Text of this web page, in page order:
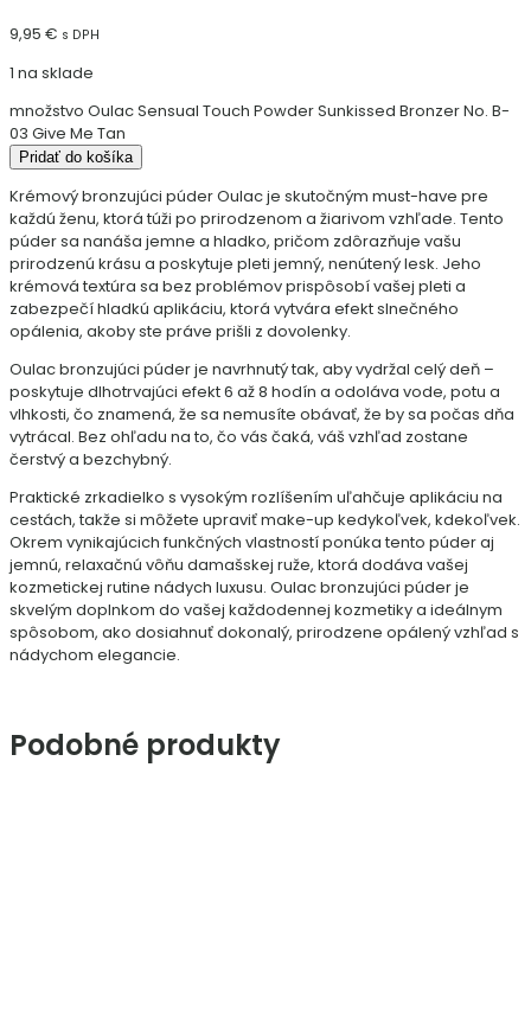
9,95 € s DPH
1 na sklade
množstvo Oulac Sensual Touch Powder Sunkissed Bronzer No. B-
03 Give Me Tan
Pridať do košíka
Krémový bronzujúci púder Oulac je skutočným must-have pre
každú ženu, ktorá túži po prirodzenom a žiarivom vzhľade. Tento
púder sa nanáša jemne a hladko, pričom zdôrazňuje vašu
prirodzenú krásu a poskytuje pleti jemný, nenútený lesk. Jeho
krémová textúra sa bez problémov prispôsobí vašej pleti a
zabezpečí hladkú aplikáciu, ktorá vytvára efekt slnečného
opálenia, akoby ste práve prišli z dovolenky.
Oulac bronzujúci púder je navrhnutý tak, aby vydržal celý deň –
poskytuje dlhotrvajúci efekt 6 až 8 hodín a odoláva vode, potu a
vlhkosti, čo znamená, že sa nemusíte obávať, že by sa počas dňa
vytrácal. Bez ohľadu na to, čo vás čaká, váš vzhľad zostane
čerstvý a bezchybný.
Praktické zrkadielko s vysokým rozlíšením uľahčuje aplikáciu na
cestách, takže si môžete upraviť make-up kedykoľvek, kdekoľvek.
Okrem vynikajúcich funkčných vlastností ponúka tento púder aj
jemnú, relaxačnú vôňu damašskej ruže, ktorá dodáva vašej
kozmetickej rutine nádych luxusu. Oulac bronzujúci púder je
skvelým doplnkom do vašej každodennej kozmetiky a ideálnym
spôsobom, ako dosiahnuť dokonalý, prirodzene opálený vzhľad s
nádychom elegancie.
Podobné produkty